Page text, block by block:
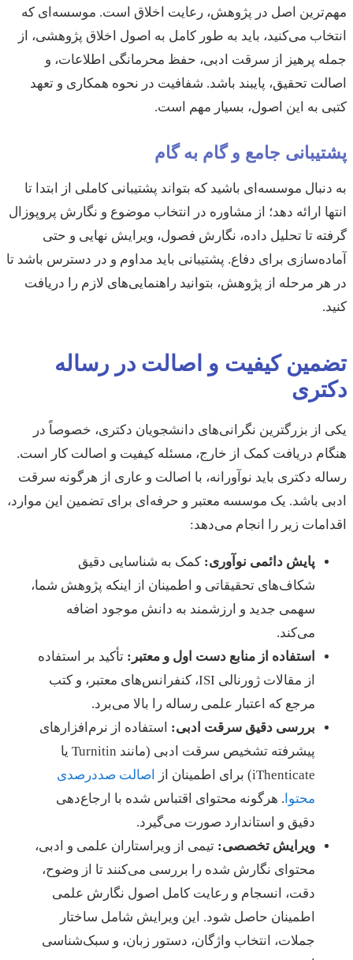
مهم‌ترین اصل در پژوهش، رعایت اخلاق است. موسسه‌ای که
انتخاب می‌کنید، باید به طور کامل به اصول اخلاق پژوهشی، از
جمله پرهیز از سرقت ادبی، حفظ محرمانگی اطلاعات، و
اصالت تحقیق، پایبند باشد. شفافیت در نحوه همکاری و تعهد
کتبی به این اصول، بسیار مهم است.
پشتیبانی جامع و گام به گام
به دنبال موسسه‌ای باشید که بتواند پشتیبانی کاملی از ابتدا تا
انتها ارائه دهد؛ از مشاوره در انتخاب موضوع و نگارش پروپوزال
گرفته تا تحلیل داده، نگارش فصول، ویرایش نهایی و حتی
آماده‌سازی برای دفاع. پشتیبانی باید مداوم و در دسترس باشد تا
در هر مرحله از پژوهش، بتوانید راهنمایی‌های لازم را دریافت
کنید.
تضمین کیفیت و اصالت در رساله
دکتری
یکی از بزرگترین نگرانی‌های دانشجویان دکتری، خصوصاً در
هنگام دریافت کمک از خارج، مسئله کیفیت و اصالت کار است.
رساله دکتری باید نوآورانه، با اصالت و عاری از هرگونه سرقت
ادبی باشد. یک موسسه معتبر و حرفه‌ای برای تضمین این موارد،
اقدامات زیر را انجام می‌دهد:
پایش دائمی نوآوری: کمک به شناسایی دقیق
شکاف‌های تحقیقاتی و اطمینان از اینکه پژوهش شما،
سهمی جدید و ارزشمند به دانش موجود اضافه
می‌کند.
استفاده از منابع دست اول و معتبر: تأکید بر استفاده
از مقالات ژورنالی ISI، کنفرانس‌های معتبر، و کتب
مرجع که اعتبار علمی رساله را بالا می‌برد.
بررسی دقیق سرقت ادبی: استفاده از نرم‌افزارهای
پیشرفته تشخیص سرقت ادبی (مانند Turnitin یا
iThenticate) برای اطمینان از
اصالت صددرصدی
محتوا . هرگونه محتوای اقتباس شده با ارجاع‌دهی
دقیق و استاندارد صورت می‌گیرد.
ویرایش تخصصی: تیمی از ویراستاران علمی و ادبی،
محتوای نگارش شده را بررسی می‌کنند تا از وضوح،
دقت، انسجام و رعایت کامل اصول نگارش علمی
اطمینان حاصل شود. این ویرایش شامل ساختار
جملات، انتخاب واژگان، دستور زبان، و سبک‌شناسی